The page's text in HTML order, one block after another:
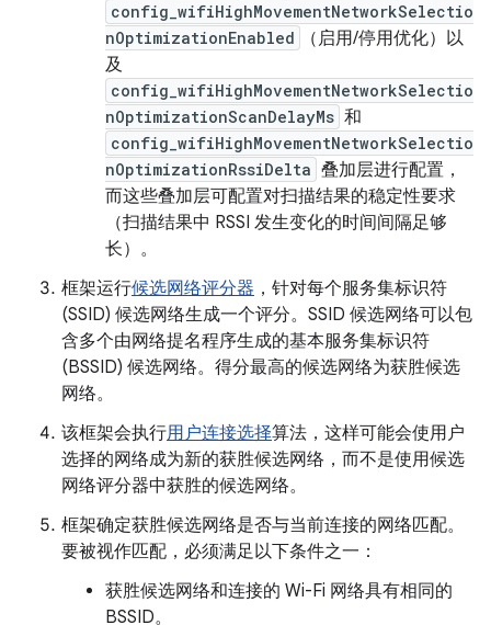
config_wifiHighMovementNetworkSelectio
nOptimizationEnabled
（启用/停用优化）以
及
config_wifiHighMovementNetworkSelectio
nOptimizationScanDelayMs 和
config_wifiHighMovementNetworkSelectio
nOptimizationRssiDelta 叠加层进行配置，
而这些叠加层可配置对扫描结果的稳定性要求
（扫描结果中 RSSI 发生变化的时间间隔足够
长）。
框架运行候选网络评分器 ，针对每个服务集标识符
(SSID) 候选网络生成一个评分。SSID 候选网络可以包
含多个由网络提名程序生成的基本服务集标识符
(BSSID) 候选网络。得分最高的候选网络为获胜候选
网络。
该框架会执行用户连接选择算法，这样可能会使用户
选择的网络成为新的获胜候选网络，而不是使用候选
网络评分器中获胜的候选网络。
框架确定获胜候选网络是否与当前连接的网络匹配。
要被视作匹配，必须满足以下条件之一：
获胜候选网络和连接的 Wi-Fi 网络具有相同的
BSSID。